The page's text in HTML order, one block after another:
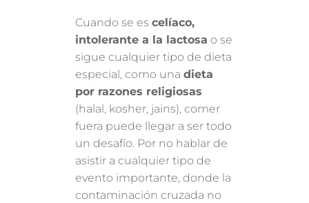
Cuando se escelíaco,
intolerante a la lactosa o se
sigue cualquier tipo de dieta
especial, como unadieta
por razones religiosas
(halal, kosher, jains), comer
fuera puede llegar a ser todo
un desafío. Por no hablar de
asistir a cualquier tipo de
evento importante, donde la
contaminación cruzada no